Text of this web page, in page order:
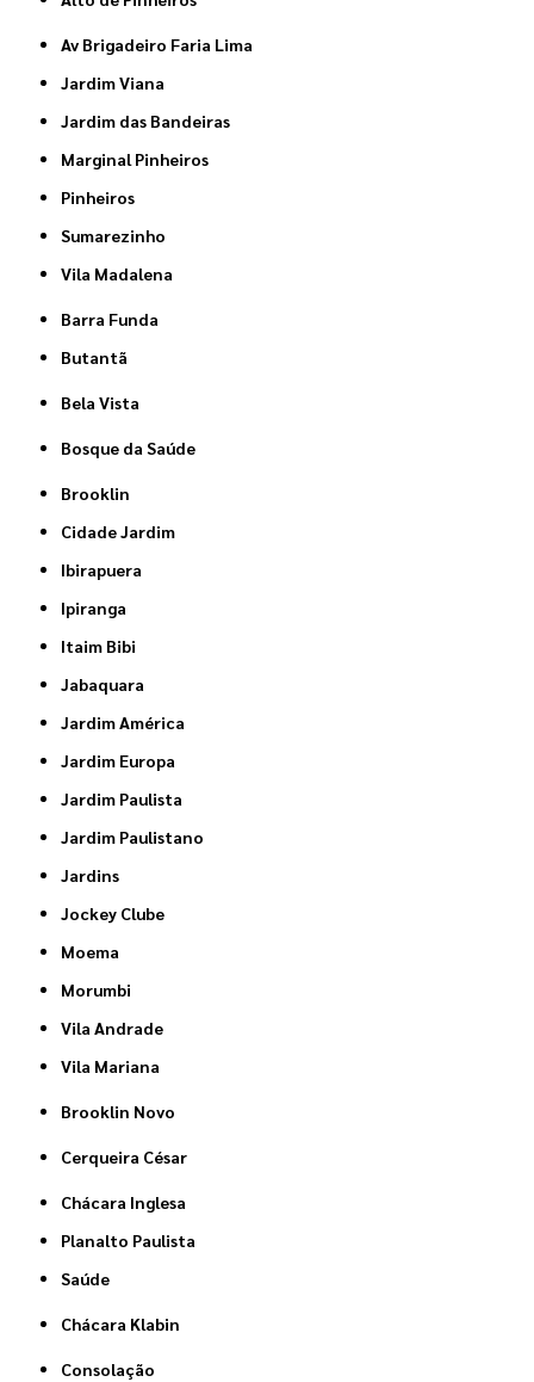
Av Brigadeiro Faria Lima
Jardim Viana
Jardim das Bandeiras
Marginal Pinheiros
Pinheiros
Sumarezinho
Vila Madalena
Barra Funda
Butantã
Bela Vista
Bosque da Saúde
Brooklin
Cidade Jardim
Ibirapuera
Ipiranga
Itaim Bibi
Jabaquara
Jardim América
Jardim Europa
Jardim Paulista
Jardim Paulistano
Jardins
Jockey Clube
Moema
Morumbi
Vila Andrade
Vila Mariana
Brooklin Novo
Cerqueira César
Chácara Inglesa
Planalto Paulista
Saúde
Chácara Klabin
Consolação